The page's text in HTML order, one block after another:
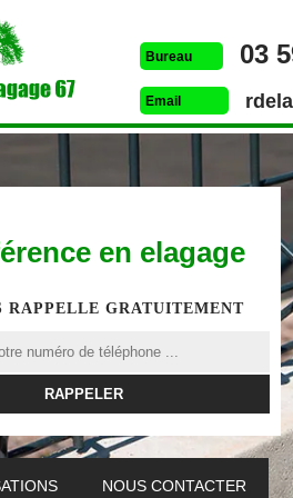
Bureau 03
Email
en elagage
RAPPELLE GRATUITEMENT
NOUS CONTACTER